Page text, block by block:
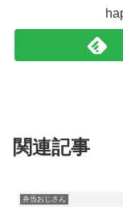
関連記事
弁当おじさん